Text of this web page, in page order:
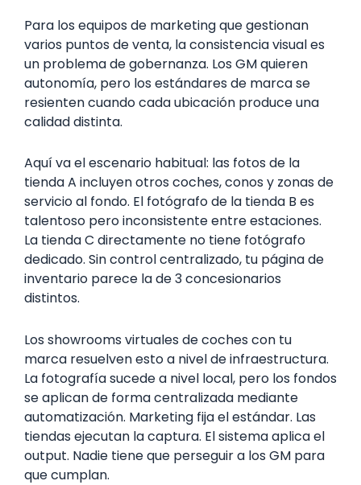
Para los equipos de marketing que gestionan
varios puntos de venta, la consistencia visual es
un problema de gobernanza. Los GM quieren
autonomía, pero los estándares de marca se
resienten cuando cada ubicación produce una
calidad distinta.
Aquí va el escenario habitual: las fotos de la
tienda A incluyen otros coches, conos y zonas de
servicio al fondo. El fotógrafo de la tienda B es
talentoso pero inconsistente entre estaciones.
La tienda C directamente no tiene fotógrafo
dedicado. Sin control centralizado, tu página de
inventario parece la de 3 concesionarios
distintos.
Los showrooms virtuales de coches con tu
marca resuelven esto a nivel de infraestructura.
La fotografía sucede a nivel local, pero los fondos
se aplican de forma centralizada mediante
automatización. Marketing fija el estándar. Las
tiendas ejecutan la captura. El sistema aplica el
output. Nadie tiene que perseguir a los GM para
que cumplan.